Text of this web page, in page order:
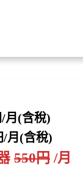
/月(含稅)
/月(含稅)
550円 /月